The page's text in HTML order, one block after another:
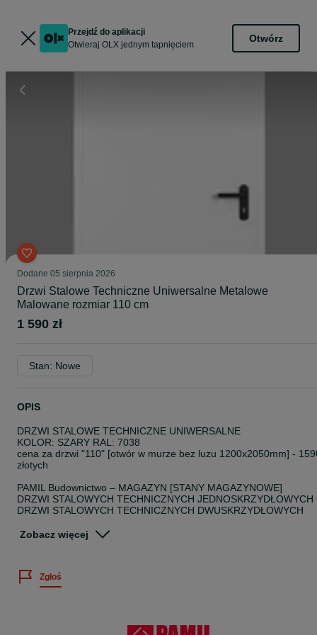
Przejdź do aplikacji
Otwieraj OLX jednym tapnięciem
Otwórz
Dodane 05 sierpnia 2026
Drzwi Stalowe Techniczne Uniwersalne Metalowe
Malowane rozmiar 110 cm
1 590 zł
Stan: Nowe
OPIS
DRZWI STALOWE TECHNICZNE UNIWERSALNE
KOLOR: SZARY RAL: 7038
cena za drzwi "110" [otwór w murze bez luzu 1200x2050mm] -
złotych
PAMIL Budownictwo – MAGAZYN [STANY MAGAZYNOWE]
DRZWI STALOWYCH TECHNICZNYCH JEDNOSKRZYDŁOWYCH
DRZWI STALOWYCH TECHNICZNYCH DWUSKRZYDŁOWYCH
JEDNOSKRZYDŁOWYCH
DOSTĘPNE WYMIARY: "80", "90", "100", "110", "120", "130",
"150", "160", "180", "190" + wymiary niestandardowe
Zobacz więcej
Zgłoś